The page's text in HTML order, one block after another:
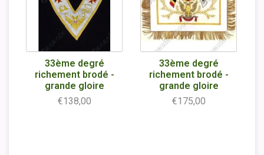
33ème degré
richement brodé -
grande gloire
€138,00
33ème degré
richement brodé -
grande gloire
€175,00